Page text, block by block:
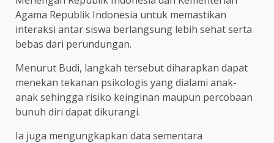
Agama Republik Indonesia untuk memastikan
interaksi antar siswa berlangsung lebih sehat serta
bebas dari perundungan.
Menurut Budi, langkah tersebut diharapkan dapat
menekan tekanan psikologis yang dialami anak-
anak sehingga risiko keinginan maupun percobaan
bunuh diri dapat dikurangi.
Ia juga mengungkapkan data sementara